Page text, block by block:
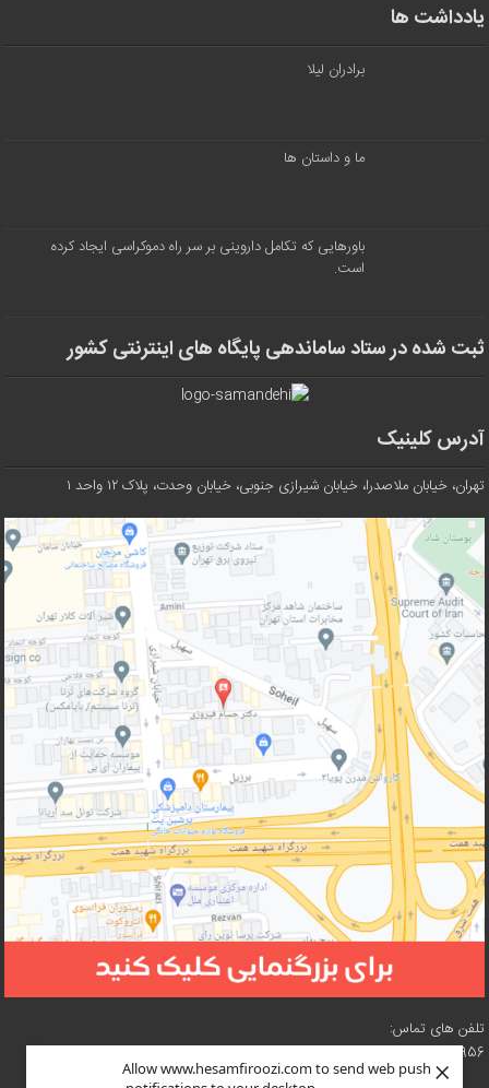
Allow www.hesamfiroozi.com to send web push ×
یادداشت ها
برادران لیلا
ما و داستان ها
باورهایی که تکامل داروینی بر سر راه دموکراسی ایجاد کرده
است.
ثبت شده در ستاد ساماندهی پایگاه های اینترنتی کشور
آدرس کلینیک
تهران، خیابان ملاصدرا، خیابان شیرازی جنوبی، خیابان وحدت، پلاک ۱۲ واحد ۱
تلفن های تماس:
02188210956 – 02188619057 – 02188618073 – 02188619216